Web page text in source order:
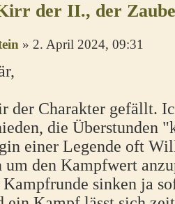
der II., der
» 2. April 2024, 09:31
der Charakter gefällt.
die Überstunden
einer Legende oft
um den Kampfwert
sinken ja